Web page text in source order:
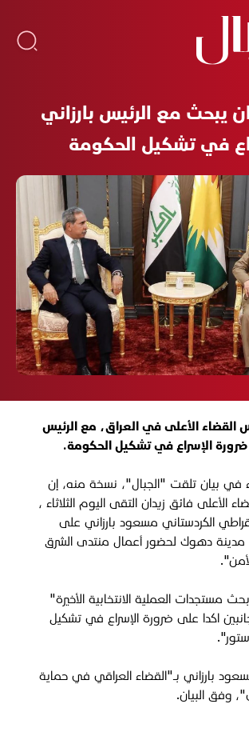
يبحث مع الرئيس بارزاني
في تشكيل الحكومة
الأعلى في العراق، مع الرئيس
الإسراع في تشكيل الحكومة.
في بيان تلقت "الجبال"، نسخة منه، إن
فائق زيدان التقى اليوم الثلاثاء ،
الكردستاني مسعود بارزاني على
مدينة دهوك لحضور أعمال منتدى الشرق
مستجدات العملية الانتخابية الأخيرة"
اكدا على ضرورة الإسراع في تشكيل
بارزاني بـ"القضاء العراقي في حماية
وفق البيان.